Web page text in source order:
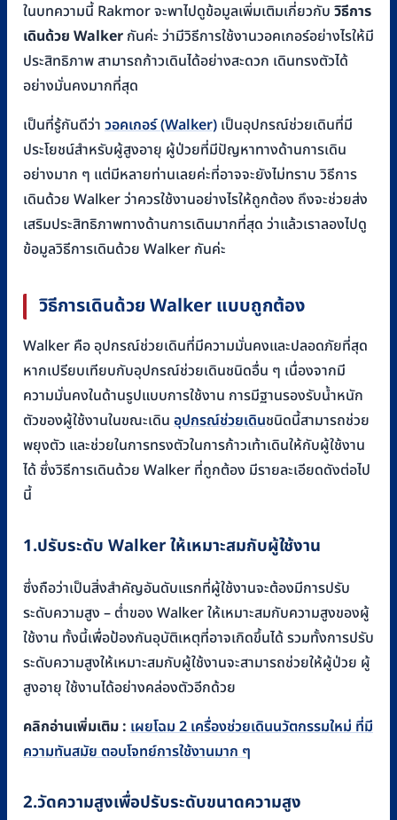
ในบทความนี้ Rakmor จะพาไปดูข้อมูลเพิ่มเติมเกี่ยวกับ วิธีการ
เดินด้วย Walker กันค่ะ ว่ามีวิธีการใช้งานวอคเกอร์อย่างไรให้มี
ประสิทธิภาพ สามารถก้าวเดินได้อย่างสะดวก เดินทรงตัวได้
อย่างมั่นคงมากที่สุด
เป็นที่รู้กันดีว่า วอคเกอร์ (Walker) เป็นอุปกรณ์ช่วยเดินที่มี
ประโยชน์สำหรับผู้สูงอายุ ผู้ป่วยที่มีปัญหาทางด้านการเดิน
อย่างมาก ๆ แต่มีหลายท่านเลยค่ะที่อาจจะยังไม่ทราบ วิธีการ
เดินด้วย Walker ว่าควรใช้งานอย่างไรให้ถูกต้อง ถึงจะช่วยส่ง
เสริมประสิทธิภาพทางด้านการเดินมากที่สุด ว่าแล้วเราลองไปดู
ข้อมูลวิธีการเดินด้วย Walker กันค่ะ
วิธีการเดินด้วย Walker แบบถูกต้อง
Walker คือ อุปกรณ์ช่วยเดินที่มีความมั่นคงและปลอดภัยที่สุด
หากเปรียบเทียบกับอุปกรณ์ช่วยเดินชนิดอื่น ๆ เนื่องจากมี
ความมั่นคงในด้านรูปแบบการใช้งาน การมีฐานรองรับน้ำหนัก
ตัวของผู้ใช้งานในขณะเดิน อุปกรณ์ช่วยเดินชนิดนี้สามารถช่วย
พยุงตัว และช่วยในการทรงตัวในการก้าวเท้าเดินให้กับผู้ใช้งาน
ได้ ซึ่งวิธีการเดินด้วย Walker ที่ถูกต้อง มีรายละเอียดดังต่อไป
นี้
1.ปรับระดับ Walker ให้เหมาะสมกับผู้ใช้งาน
ซึ่งถือว่าเป็นสิ่งสำคัญอันดับแรกที่ผู้ใช้งานจะต้องมีการปรับ
ระดับความสูง – ต่ำของ Walker ให้เหมาะสมกับความสูงของผู้
ใช้งาน ทั้งนี้เพื่อป้องกันอุบัติเหตุที่อาจเกิดขึ้นได้ รวมทั้งการปรับ
ระดับความสูงให้เหมาะสมกับผู้ใช้งานจะสามารถช่วยให้ผู้ป่วย ผู้
สูงอายุ ใช้งานได้อย่างคล่องตัวอีกด้วย
คลิกอ่านเพิ่มเติม : เผยโฉม 2 เครื่องช่วยเดินนวัตกรรมใหม่ ที่มี
ความทันสมัย ตอบโจทย์การใช้งานมาก ๆ
2.วัดความสูงเพื่อปรับระดับขนาดความสูง